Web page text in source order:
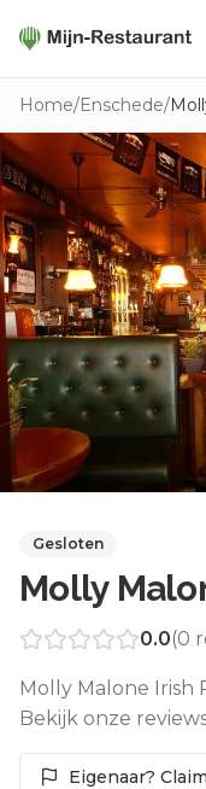
Zoeken
In de buurt
Ontdek
Keukens
Foodwall
Reviews
Home/Enschede/
Gesloten
Molly
0.0(0
Molly Malone Irish
Bekijk onze
Eigenaar?